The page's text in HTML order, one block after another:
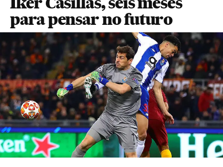
para pensar no futuro